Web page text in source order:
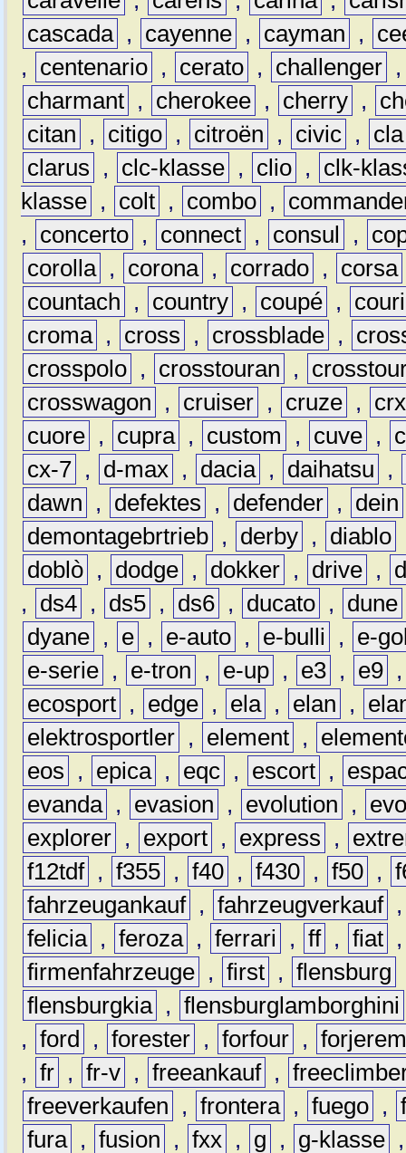
cascada , cayenne , cayman ,
,
centenario , cerato , challenger
charmant , cherokee , cherry ,
citan
, citigo , citroën , civic ,
cla
clarus
, clc-klasse , clio ,
clk-
klasse , colt , combo ,
,
concerto , connect , consul ,
corolla , corona , corrado , corsa
countach
, country , coupé ,
croma , cross , crossblade ,
crosspolo , crosstouran ,
crosswagon
, cruiser , cruze ,
crx
cuore , cupra , custom , cuve ,
cx-7 , d-max , dacia , daihatsu
,
dawn
, defektes , defender , dein
demontagebrtrieb , derby , diablo
doblò , dodge , dokker , drive ,
,
ds4 , ds5 , ds6 , ducato , dune
dyane , e , e-auto , e-bulli ,
e-
e-serie , e-tron , e-up , e3 , e9
ecosport , edge , ela , elan ,
elektrosportler , element ,
eos
, epica , eqc , escort ,
evanda , evasion , evolution ,
explorer , export , express ,
f12tdf , f355 , f40 , f430 , f50 ,
fahrzeugankauf , fahrzeugverkauf
felicia , feroza , ferrari , ff , fiat
firmenfahrzeuge , first , flensburg
flensburgkia , flensburglamborghini
, ford , forester , forfour ,
, fr , fr-v , freeankauf ,
freeverkaufen
, frontera , fuego ,
fura , fusion , fxx , g , g-klasse